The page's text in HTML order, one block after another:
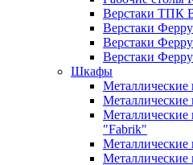
Верстаки ТПК
Верстаки
Верстаки
Верстаки
Шкафы
"Fabrik"